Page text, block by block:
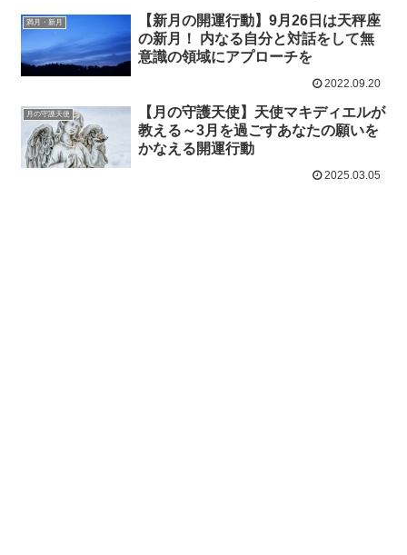
満月・新月
【新月の開運行動】9月26日は天秤座
の新月！ 内なる自分と対話をして無
意識の領域にアプローチを
2022.09.20
月の守護天使
【月の守護天使】天使マキディエルが
教える～3月を過ごすあなたの願いを
かなえる開運行動
2025.03.05